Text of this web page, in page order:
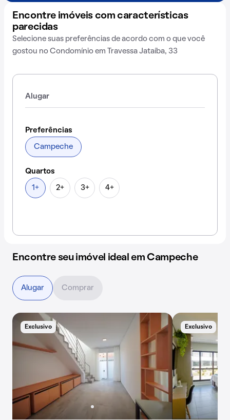
Encontre imóveis com características
parecidas
Selecione suas preferências de acordo com o que você
gostou no Condomínio em Travessa Jataíba, 33
Alugar
Preferências
Campeche
Quartos
1+ 2+ 3+ 4+
Encontre seu imóvel ideal em Campeche
Exclusivo Exclusivo
Alugar Comprar